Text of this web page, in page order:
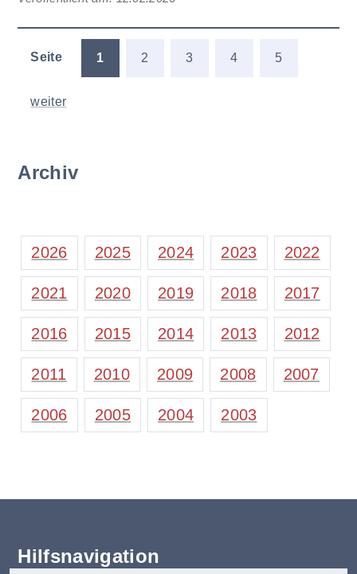
Seite 1 2 3 4 5
weiter
Archiv
2026 2025 2024 2023 2022
2021 2020 2019 2018 2017
2016 2015 2014 2013 2012
2011 2010 2009 2008 2007
2006 2005 2004 2003
Hilfsnavigation